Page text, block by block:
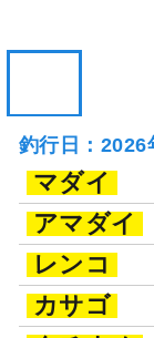
釣行日：2026
マダイ
アマダイ
レンコ
カサゴ